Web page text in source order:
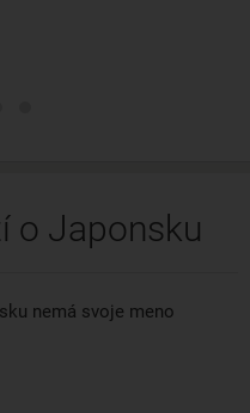
o Japonsku
nemá svoje meno